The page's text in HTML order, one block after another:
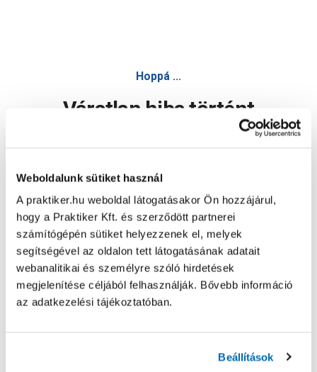
Weboldalunk sütiket használ
A praktiker.hu weboldal látogatásakor Ön hozzájárul,
hogy a Praktiker Kft. és szerződött partnerei
számítógépén sütiket helyezzenek el, melyek
segítségével az oldalon tett látogatásának adatait
webanalitikai és személyre szóló hirdetések
megjelenítése céljából felhasználják. Bővebb információ
az adatkezelési tájékoztatóban.
Beállítások
Hoppá ...
Váratlan hiba történt
Oldal újratöltése